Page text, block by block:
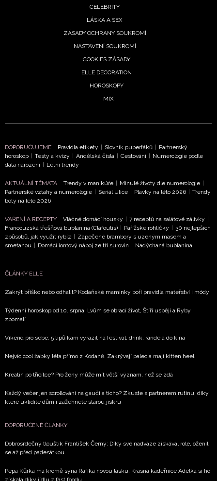
NEWSLETTER
ODESLAT
Přihlášením k newsletteru souhlasíte s
potvrzujete, že jste se seznámili seZásadami
Vašimi údaji pracovat zejména k organizaci a
informace od našich partnerů? Pokud souhlasíte se
soukromí BurdaMedia Extra s.r.o., zaškrtněte toto pole.
CELEBRITY
LÁSKA A SEX
ZÁSADY OCHRANY SOUKROMÍ
NASTAVENÍ SOUKROMÍ
COOKIES ZÁSADY
ELLE DECORATION
HOROSKOPY
MIX
DOPORUČUJEME Pravidla etikety | Slovník puberťáků | Partnerský
horoskop | Testy a kvízy | Andělská čísla | Cestování | Numerologie podle
data narození | Letní trendy
AKTUÁLNÍ TÉMATA Trendy v manikúře | Minulé životy dle numerologie |
Partnerské vztahy a numerologie | Seriál Ulice | Plavky na léto 2026 | Trendy
boty na léto 2026
VAŘENÍ A RECEPTY Vláčné domácí housky | 7 receptů na salátové zálivky |
Francouzská třešňová bublanina (Clafoutis) | Pařížské rohlíčky | 30 nejlepších
způsobů, jak využít rybíz | Zapečené brambory s uzeným masem a
smetanou | Domácí iontový nápoj ze tří surovin | Nadýchaná bublanina
ČLÁNKY ELLE
Zakrýt bříško nebo odhalit? Kodaňské maminky boří pravidla mateřství i módy
Týdenní horoskop od 10. srpna: Lvům se obrací život, Štíři uspějí a Ryby
zpomalí
Víkend pro sebe: 5 tipů kam vyrazit na festival, drink, rande a do kina
Nejvíc cool žabky léta přímo z Kodaně. Zakrývají palec a mají kitten heel
Kreatin po třicítce? Pro ženy může mít větší význam, než se zdá
Každý večer jen scrollování na gauči a ticho? Zkuste s partnerem rutinu, díky
které uklidíte dům i zažehnete starou jiskru
DOPORUČENÉ ČLÁNKY
Dobrosrdečný tlouštík František Černý: Díky své nadváze získával role, oženil
se až před padesátkou
Pepa Kůrka má kromě syna Rafíka novou lásku: Krásná kadeřnice Adélka si ho
získala díky jídlu z fast foodu